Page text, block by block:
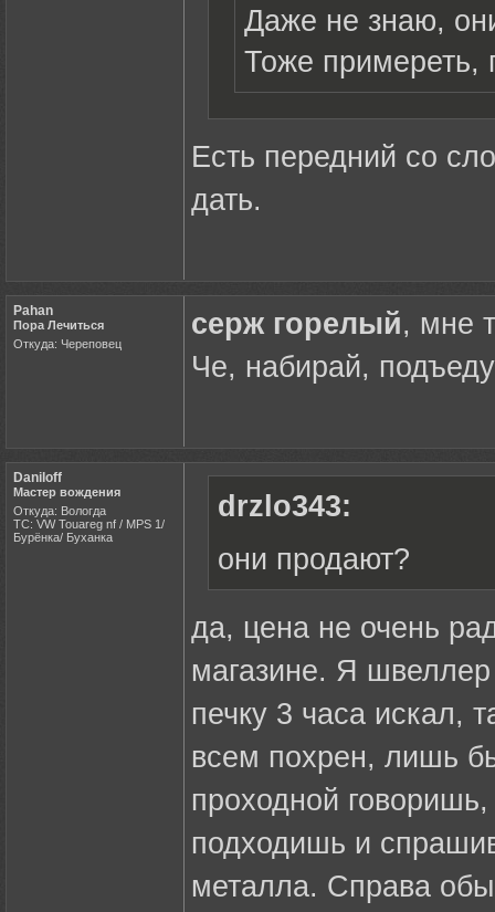
Даже не знаю,
Тоже примереть,
Есть передний со
дать.
Pahan
Пора Лечиться
Откуда: Череповец
серж горелый, мне
Че, набирай,
Daniloff
Мастер вождения
Откуда: Вологда
ТС: VW Touareg nf / MPS 1/
Бурёнка/ Буханка
drzlo343:
они продают?
да, цена не очень
магазине. Я
печку 3 часа искал,
всем похрен, лишь
проходной
подходишь и
металла. Справа